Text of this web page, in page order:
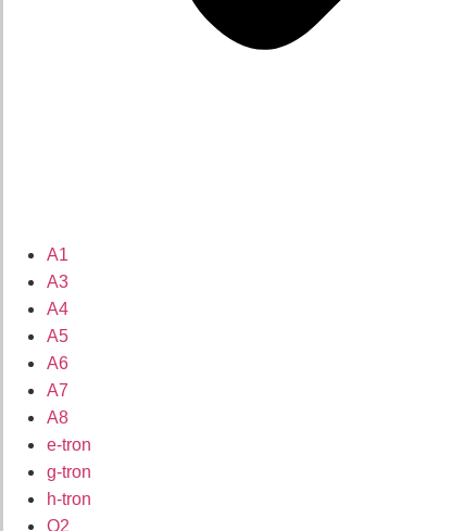
A1
A3
A4
A5
A6
A7
A8
e-tron
g-tron
h-tron
Q2